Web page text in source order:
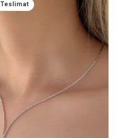
Teslimat